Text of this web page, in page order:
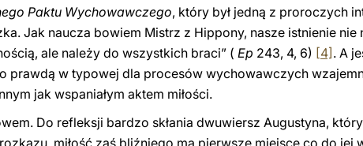
Paktu Wychowawczego, który był jedną z proroczych
Jak naucza bowiem Mistrz z Hippony, nasze istnienie nie
ale należy do wszystkich braci” ( Ep 243, 4, 6) [4] . A
prawdą w typowej dla procesów wychowawczych
jak wspaniałym aktem miłości.
Do refleksji bardzo skłania dwuwiersz Augustyna,
miłość zaś bliźniego ma pierwsze miejsce co do jej